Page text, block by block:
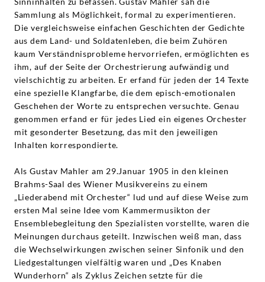
Sammlung als Möglichkeit, formal zu experimentieren.
Die vergleichsweise einfachen Geschichten der Gedichte
aus dem Land- und Soldatenleben, die beim Zuhören
kaum Verständnisprobleme hervorriefen, ermöglichten es
ihm, auf der Seite der Orchestrierung aufwändig und
vielschichtig zu arbeiten. Er erfand für jeden der 14 Texte
eine spezielle Klangfarbe, die dem episch-emotionalen
Geschehen der Worte zu entsprechen versuchte. Genau
genommen erfand er für jedes Lied ein eigenes Orchester
mit gesonderter Besetzung, das mit den jeweiligen
Inhalten korrespondierte.
Als Gustav Mahler am 29.Januar 1905 in den kleinen
Brahms-Saal des Wiener Musikvereins zu einem
„Liederabend mit Orchester“ lud und auf diese Weise zum
ersten Mal seine Idee vom Kammermusikton der
Ensemblebegleitung den Spezialisten vorstellte, waren die
Meinungen durchaus geteilt. Inzwischen weiß man, dass
die Wechselwirkungen zwischen seiner Sinfonik und den
Liedgestaltungen vielfältig waren und „Des Knaben
Wunderhorn“ als Zyklus Zeichen setzte für die